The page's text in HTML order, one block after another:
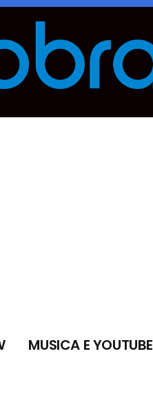
MUSICA E YOUTUBE